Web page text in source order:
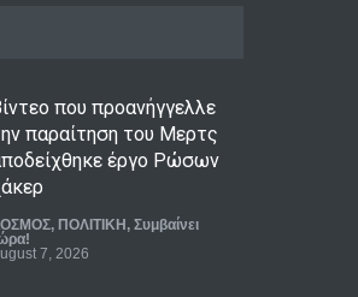
που προανήγγελλε
παραίτηση του Μερτς
έργο Ρώσων
, ΠΟΛΙΤΙΚΗ , Συμβαίνει
7, 2026